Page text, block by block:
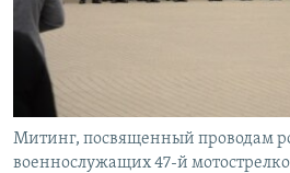
Митинг, посвященный проводам
военнослужащих 47-й